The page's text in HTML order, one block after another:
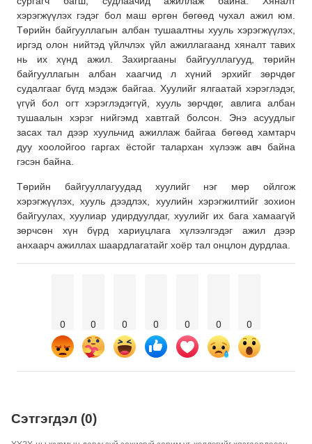
хэрэгжүүлэх гэдэг бол маш өргөн бөгөөд чухал ажил юм.
Төрийн байгууллагын албан тушаалтны хууль хэрэгжүүлэх,
иргэд олон нийтэд үйлчлэх үйл ажиллагаанд хяналт тавих
нь их хүнд ажил. Захиргааны байгууллагууд, төрийн
байгууллагын албан хаагчид л хүний эрхийг зөрчдөг
судалгааг бүгд мэдэж байгаа. Хуулийг ялгаатай хэрэглэдэг,
үгүй бол огт хэрэглэдэггүй, хууль зөрчдөг, авлига албан
тушаалын хэрэг нийгэмд хавтгай болсон. Энэ асуудлыг
засах тал дээр хуульчид ажиллаж байгаа бөгөөд хамтарч
дуу хоолойгоо гаргах ёстойг талархан хүлээж авч байна
гэсэн байна.
Төрийн байгууллагуудад хуулийг нэг мөр ойлгож
хэрэгжүүлэх, хууль дээдлэх, хуулийн хэрэгжилтийг зохион
байгуулах, хуулиар удирдуулдаг, хуулийг их бага хамаагүй
зөрчсөн хүн бүрд хариуцлага хүлээлгэдэг ажил дээр
анхаарч ажиллах шаардлагатайг хоёр тал онцлон дурдлаа.
0 0 0 0 0 0 0
Сэтгэгдэл (0)